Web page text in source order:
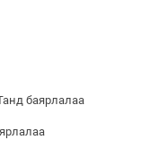
баярлалаа